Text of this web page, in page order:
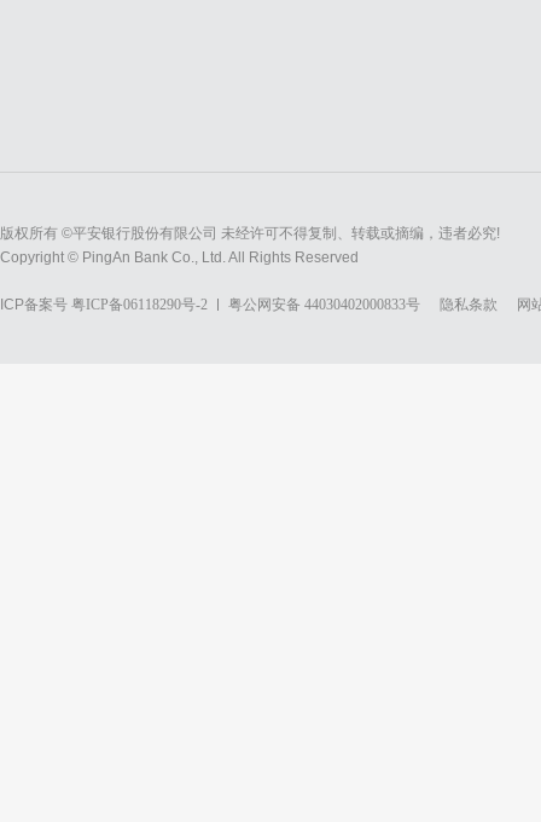
版权所有 ©平安银行股份有限公司 未经许可不得复制、转载或摘编，违者必究!
Copyright © PingAn Bank Co., Ltd. All Rights Reserved
ICP备案号 粤ICP备06118290号-2 粤公网安备 44030402000833号 隐私条款 网